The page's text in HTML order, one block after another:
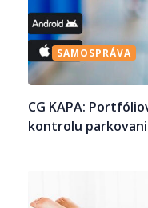
SAMOSPRÁVA
CG KAPA:
kontrolu